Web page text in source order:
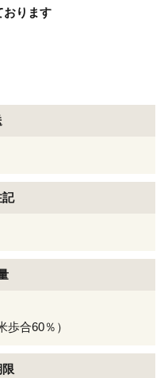
おります
記
合60％）
限